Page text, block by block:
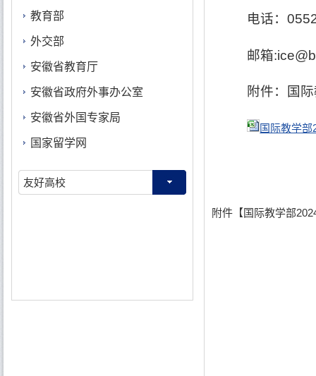
教育部
外交部
安徽省教育厅
安徽省政府外事办公室
安徽省外国专家局
国家留学网
友好高校
电话：
邮箱
附件：国
国际教学
附件【国际教学部